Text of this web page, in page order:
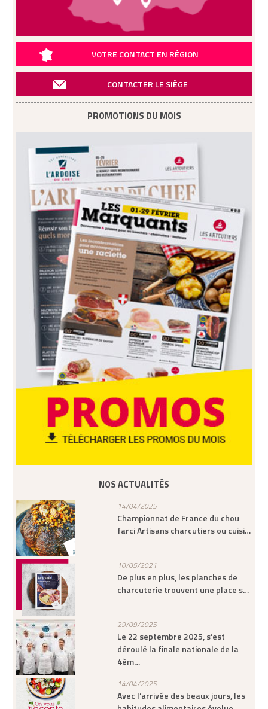
VOTRE CONTACT EN RÉGION
CONTACTER LE SIÈGE
PROMOTIONS DU MOIS
NOS ACTUALITÉS
14/04/2025
Championnat de France du chou
farci Artisans charcutiers ou cuisi…
10/05/2021
De plus en plus, les planches de
charcuterie trouvent une place s…
29/09/2025
Le 22 septembre 2025, s’est
déroulé la finale nationale de la
4èm…
14/04/2025
Avec l’arrivée des beaux jours, les